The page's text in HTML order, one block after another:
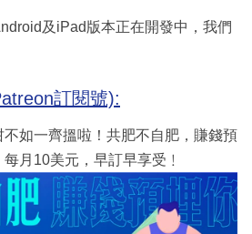
及iPad版本正在開發中，我們
訂閱號):
如一齊搵啦！共肥不自肥，賺錢預
月10美元，早訂早享受﹗